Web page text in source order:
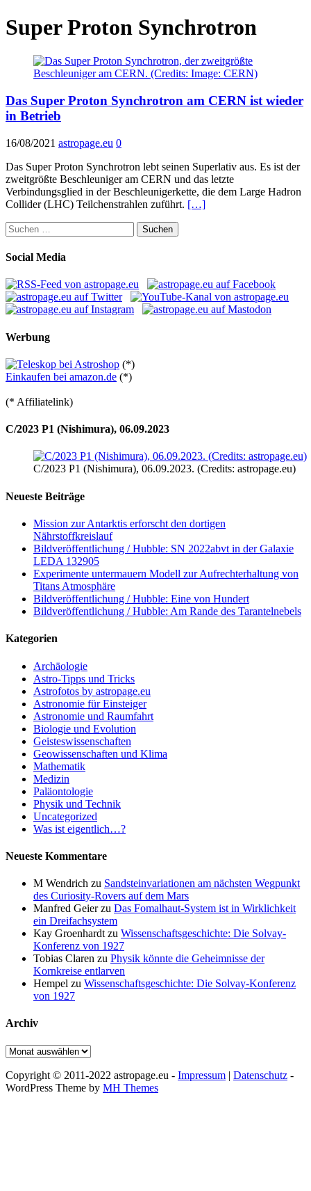
Super Proton Synchrotron
Das Super Proton Synchrotron am CERN ist wieder
in Betrieb
16/08/2021 astropage.eu 0
Das Super Proton Synchrotron lebt seinen Superlativ aus. Es ist der
zweitgrößte Beschleuniger am CERN und das letzte
Verbindungsglied in der Beschleunigerkette, die dem Large Hadron
Collider (LHC) Teilchenstrahlen zuführt. […]
Suchen
nach:
Social Media
Werbung
(*)
Einkaufen bei amazon.de (*)
(* Affiliatelink)
C/2023 P1 (Nishimura), 06.09.2023
C/2023 P1 (Nishimura), 06.09.2023. (Credits: astropage.eu)
Neueste Beiträge
Mission zur Antarktis erforscht den dortigen
Nährstoffkreislauf
Bildveröffentlichung / Hubble: SN 2022abvt in der Galaxie
LEDA 132905
Experimente untermauern Modell zur Aufrechterhaltung von
Titans Atmosphäre
Bildveröffentlichung / Hubble: Eine von Hundert
Bildveröffentlichung / Hubble: Am Rande des Tarantelnebels
Kategorien
Archäologie
Astro-Tipps und Tricks
Astrofotos by astropage.eu
Astronomie für Einsteiger
Astronomie und Raumfahrt
Biologie und Evolution
Geisteswissenschaften
Geowissenschaften und Klima
Mathematik
Medizin
Paläontologie
Physik und Technik
Uncategorized
Was ist eigentlich…?
Neueste Kommentare
M Wendrich zu Sandsteinvariationen am nächsten Wegpunkt
des Curiosity-Rovers auf dem Mars
Manfred Geierzu Das Fomalhaut-System ist in Wirklichkeit
ein Dreifachsystem
Kay Groenhardt zu Wissenschaftsgeschichte: Die Solvay-
Konferenz von 1927
Tobias Claren zu Physik könnte die Geheimnisse der
Kornkreise entlarven
Hempel zu Wissenschaftsgeschichte: Die Solvay-Konferenz
von 1927
Archiv
Archiv
Copyright © 2011-2022 astropage.eu - Impressum | Datenschutz -
WordPress Theme by MH Themes